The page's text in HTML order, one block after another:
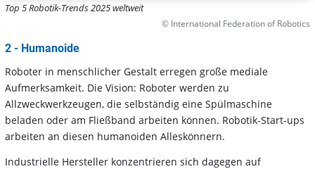
Top 5 Robotik-Trends 2025 weltweit
© International Federation of Robotics
2 - Humanoide
Roboter in menschlicher Gestalt erregen große mediale
Aufmerksamkeit. Die Vision: Roboter werden zu
Allzweckwerkzeugen, die selbständig eine Spülmaschine
beladen oder am Fließband arbeiten können. Robotik-Start-ups
arbeiten an diesen humanoiden Alleskönnern.
Industrielle Hersteller konzentrieren sich dagegen auf